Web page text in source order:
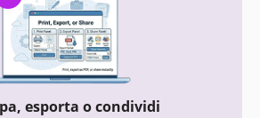
esporta o condividi